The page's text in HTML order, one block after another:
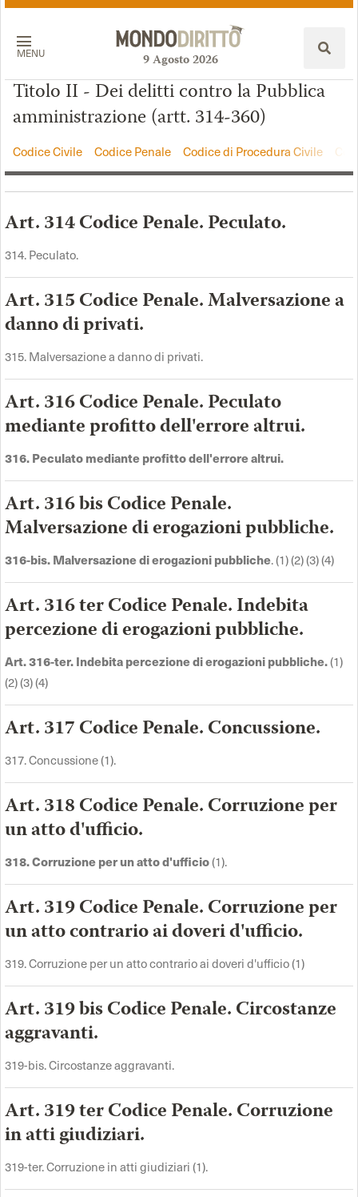
MENU 9Agosto2026
Titolo II - Dei delitti contro la Pubblica
amministrazione (artt. 314-360)
Codice Civile Codice Penale Codice di Procedura Civile
Art. 314 Codice Penale. Peculato.
314. Peculato.
Art. 315 Codice Penale. Malversazione a
danno di privati.
315. Malversazione a danno di privati.
Art. 316 Codice Penale. Peculato
mediante profitto dell'errore altrui.
316. Peculato mediante profitto dell'errore altrui.
Art. 316 bis Codice Penale.
Malversazione di erogazioni pubbliche.
316-bis. Malversazione di erogazioni pubbliche. (1) (2) (3) (4)
Art. 316 ter Codice Penale. Indebita
percezione di erogazioni pubbliche.
Art. 316-ter. Indebita percezione di erogazioni pubbliche.(1)
(2) (3) (4)
Art. 317 Codice Penale. Concussione.
317. Concussione (1).
Art. 318 Codice Penale. Corruzione per
un atto d'ufficio.
318. Corruzione per un atto d'ufficio(1).
Art. 319 Codice Penale. Corruzione per
un atto contrario ai doveri d'ufficio.
319. Corruzione per un atto contrario ai doveri d'ufficio (1)
Art. 319 bis Codice Penale. Circostanze
aggravanti.
319-bis. Circostanze aggravanti.
Art. 319 ter Codice Penale. Corruzione
in atti giudiziari.
319-ter. Corruzione in atti giudiziari (1).